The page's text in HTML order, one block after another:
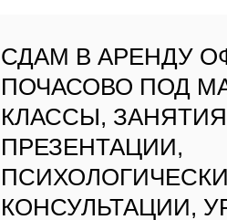
СДАМ В АРЕНДУ
ПОЧАСОВО ПОД
КЛАССЫ,
ПРЕЗЕНТАЦИИ,
КОНСУЛЬТАЦИИ,